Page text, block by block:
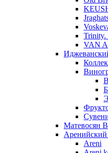
Trinity.
VAN
Матевосян
Areni